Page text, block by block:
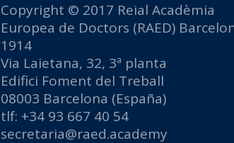
Copyright © 2017 Reial Acadèmia
Europea de Doctors (RAED)
1914
Via Laietana, 32, 3ª planta
Edifici Foment del Treball
08003 Barcelona (España)
tlf: +34 93 667 40 54
secretaria@raed.academy